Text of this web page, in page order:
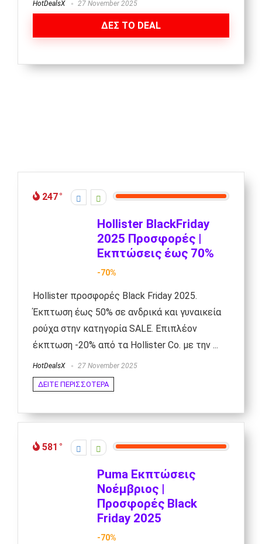
HotDealsX 27 November 2025
ΔΕΣ ΤΟ DEAL
247
Hollister BlackFriday
2025 Προσφορές |
Εκπτώσεις έως 70%
-70%
Hollister προσφορές Black Friday 2025.
Έκπτωση έως 50% σε ανδρικά και γυναικεία
ρούχα στην κατηγορία SALE. Επιπλέον
έκπτωση -20% από τα Hollister Co. με την ...
HotDealsX 27 November 2025
ΔΕΙΤΕ ΠΕΡΙΣΣΟΤΕΡΑ
581
Puma Εκπτώσεις
Νοέμβριος |
Προσφορές Black
Friday 2025
-70%